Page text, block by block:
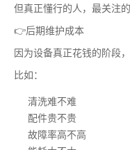
但真正懂行的人，最关注的
👉后期维护成本
因为设备真正花钱的阶段
比如：
清洗难不难
配件贵不贵
故障率高不高